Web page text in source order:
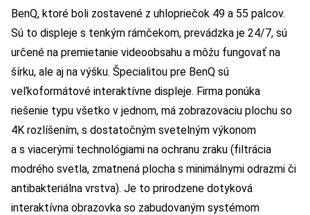
BenQ, ktoré boli zostavené z uhlopriečok 49 a 55 palcov.
Sú to displeje s tenkým rámčekom, prevádzka je 24/7, sú
určené na premietanie videoobsahu a môžu fungovať na
šírku, ale aj na výšku. Špecialitou pre BenQ sú
veľkoformátové interaktívne displeje. Firma ponúka
riešenie typu všetko v jednom, má zobrazovaciu plochu so
4K rozlíšením, s dostatočným svetelným výkonom
a s viacerými technológiami na ochranu zraku (filtrácia
modrého svetla, zmatnená plocha s minimálnymi odrazmi či
antibakteriálna vrstva). Je to prirodzene dotyková
interaktívna obrazovka so zabudovaným systémom